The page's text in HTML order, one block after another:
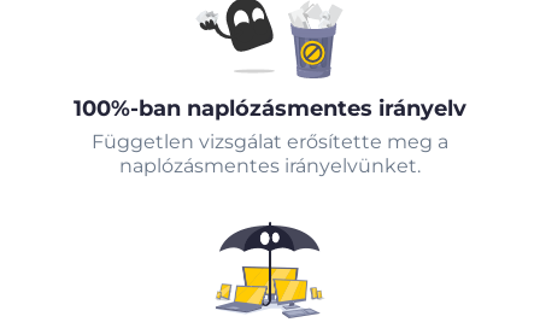
100%-ban naplózásmentes irányelv
Független vizsgálat erősítette meg a
naplózásmentes irányelvünket.